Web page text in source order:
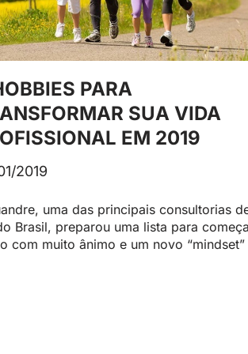
PARA
SUA VIDA
EM 2019
2019
uma das principais consultorias
Brasil, preparou uma lista para
com muito ânimo e um novo “mindset”